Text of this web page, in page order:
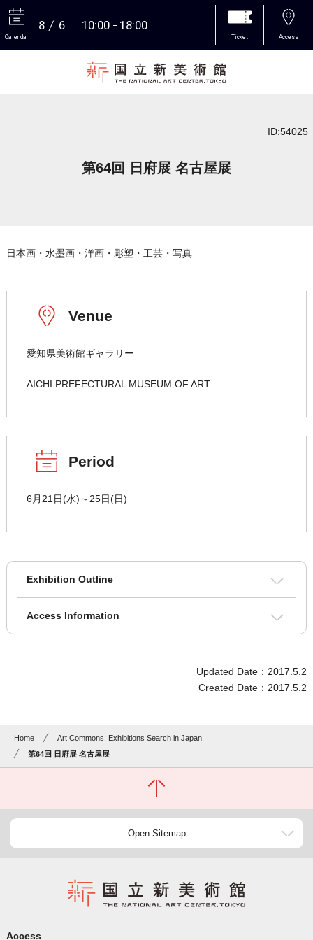
Calendar
8 6 10:00 18:00
Ticket Access
ID:54025
第64回 日府展 名古屋展
日本画・水墨画・洋画・彫塑・工芸・写真
Venue
愛知県美術館ギャラリー
AICHI PREFECTURAL MUSEUM OF ART
Period
6月21日(水)～25日(日)
Exhibition Outline
Access Information
Updated Date：2017.5.2
Created Date：2017.5.2
Home
Art Commons: Exhibitions Search in Japan
第64回 日府展 名古屋展
Open Sitemap
Access